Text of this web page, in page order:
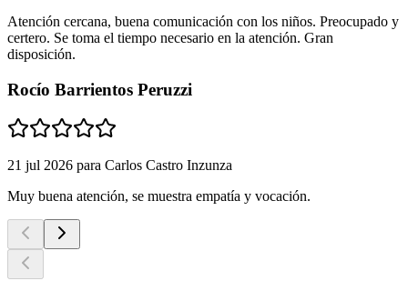
Atención cercana, buena comunicación con los niños. Preocupado y
certero. Se toma el tiempo necesario en la atención. Gran
disposición.
Rocío Barrientos Peruzzi
21 jul 2026 para Carlos Castro Inzunza
Muy buena atención, se muestra empatía y vocación.